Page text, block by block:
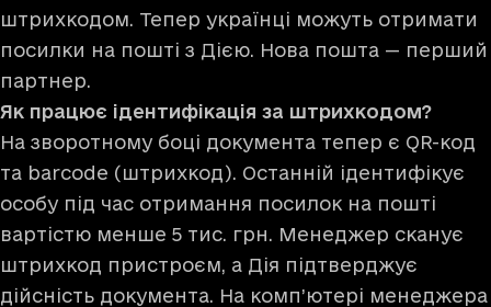
штрихкодом. Тепер українці можуть отримати
посилки на пошті з Дією. Нова пошта — перший
партнер.
Як працює ідентифікація за штрихкодом?
На зворотному боці документа тепер є QR-код
та barcode (штрихкод). Останній ідентифікує
особу під час отримання посилок на пошті
вартістю менше 5 тис. грн. Менеджер сканує
штрихкод пристроєм, а Дія підтверджує
дійсність документа. На комп’ютері менеджера